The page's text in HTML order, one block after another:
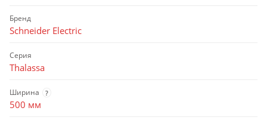
Бренд
Schneider Electric
Серия
Thalassa
Ширина ?
500 мм